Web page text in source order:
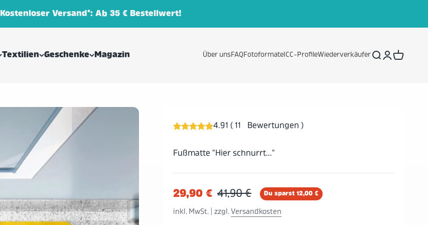
Kostenloser Versand*: Ab 35 € Bestellwert!
Textilien Geschenke Magazin Über unsFAQFotoformateICC-ProfileWiederverkäuferSucheAnmelden
4.91(11 Bewertungen)
Fußmatte "Hier schnurrt..."
29,90 € 41,90 € Du sparst12,00 €
inkl. MwSt. | zzgl.Versandkosten